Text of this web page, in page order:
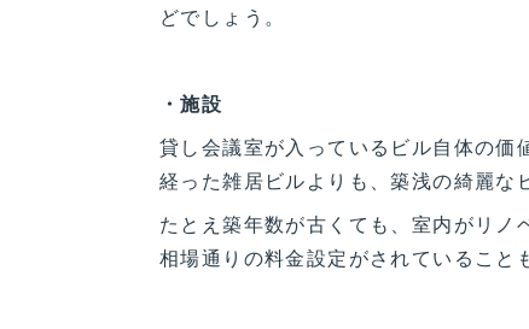
どでしょう。
・施設
貸し会議室が入っているビル自体の
経った雑居ビルよりも、築浅の綺麗な
たとえ築年数が古くても、室内がリノ
相場通りの料金設定がされていること